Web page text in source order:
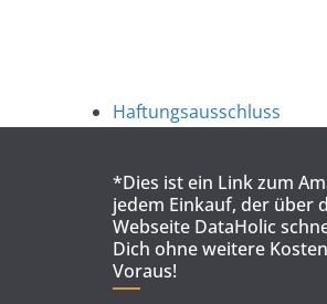
Haftungsausschluss
*Dies ist ein Link zum
jedem Einkauf, der über
Webseite DataHolic
Dich ohne weitere
Voraus!